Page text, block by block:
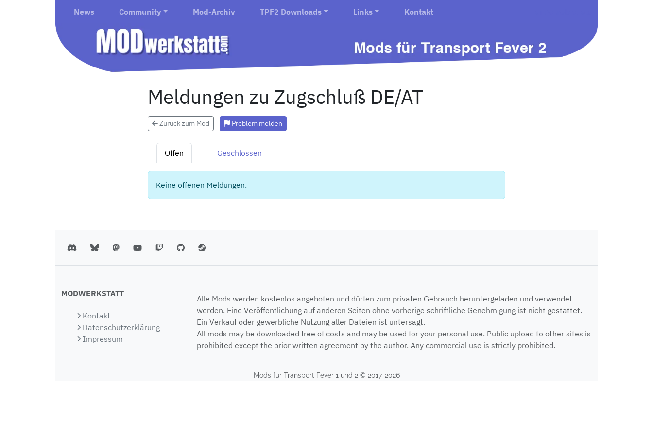
News Community Mod-Archiv TPF2 Downloads Links Kontakt
Meldungen zu Zugschluß DE/AT
Zurück zum Mod Problem melden
Offen Geschlossen
Keine offenen Meldungen.
MODWERKSTATT
Kontakt
Datenschutzerklärung
Impressum
Alle Mods werden kostenlos angeboten und dürfen zum privaten Gebrauch heruntergeladen und verwendet
werden. Eine Veröffentlichung auf anderen Seiten ohne vorherige schriftliche Genehmigung ist nicht gestattet.
Ein Verkauf oder gewerbliche Nutzung aller Dateien ist untersagt.
All mods may be downloaded free of costs and may be used for your personal use. Public upload to other sites is
prohibited except the prior written agreement by the author. Any commercial use is strictly prohibited.
Mods für Transport Fever 1 und 2 © 2017-2026